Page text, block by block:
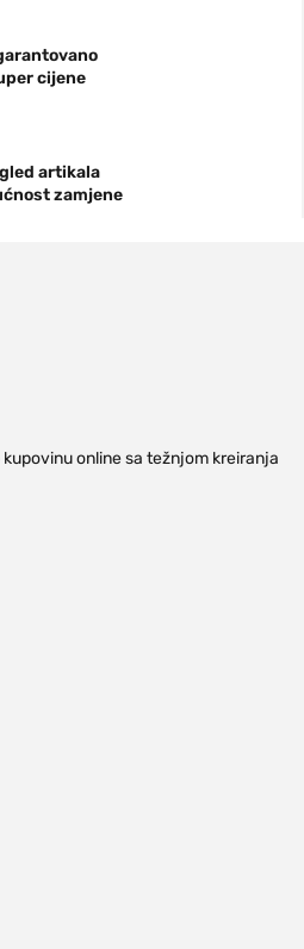
cijene
artikala
zamjene
online sa težnjom kreiranja